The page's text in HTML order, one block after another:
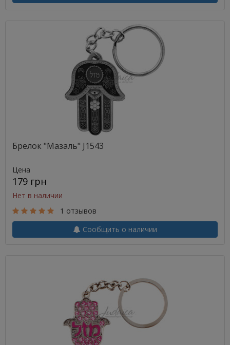
Брелок "Мазаль" J1543
Цена
179 грн
Нет в наличии
1 отзывов
Сообщить о наличии